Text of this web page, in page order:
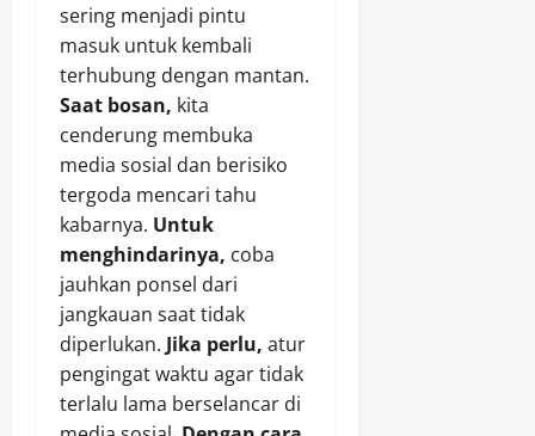
sering menjadi pintu
masuk untuk kembali
terhubung dengan mantan.
Saat bosan, kita
cenderung membuka
media sosial dan berisiko
tergoda mencari tahu
kabarnya. Untuk
menghindarinya, coba
jauhkan ponsel dari
jangkauan saat tidak
diperlukan. Jika perlu, atur
pengingat waktu agar tidak
terlalu lama berselancar di